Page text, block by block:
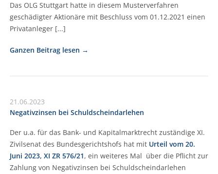
Das OLG Stuttgart hatte in diesem Musterverfahren
geschädigter Aktionäre mit Beschluss vom 01.12.2021 einen
Privatanleger [...]
Ganzen Beitrag lesen
21.06.2023
Negativzinsen bei Schuldscheindarlehen
Der u.a. für das Bank- und Kapitalmarktrecht zuständige XI.
Zivilsenat des Bundesgerichtshofs hat mit Urteil vom 20.
Juni 2023, XI ZR 576/21, ein weiteres Mal über die Pflicht zur
Zahlung von Negativzinsen bei Schuldscheindarlehen